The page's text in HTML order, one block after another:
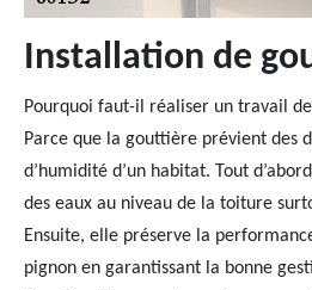
Installation de
Pourquoi faut-il réaliser un travail
Parce que la gouttière prévient des
d’humidité d’un habitat. Tout
des eaux au niveau de la toiture
Ensuite, elle préserve la
pignon en garantissant la bonne